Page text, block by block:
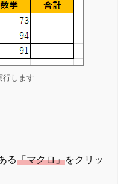
行します
る「マクロ」をクリッ